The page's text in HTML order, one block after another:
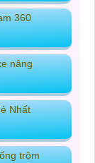
360
nâng
Nhất
trộm